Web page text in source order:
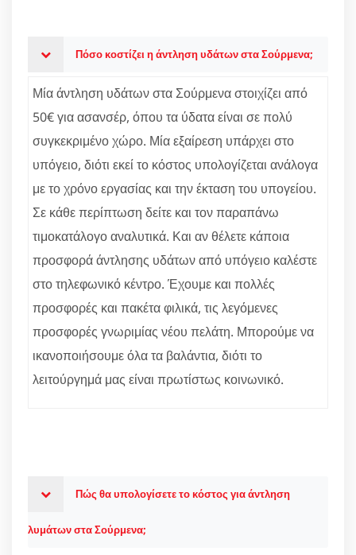
Πόσο κοστίζει η άντληση υδάτων στα Σούρμενα;
Μία άντληση υδάτων στα Σούρμενα στοιχίζει από
50€ για ασανσέρ, όπου τα ύδατα είναι σε πολύ
συγκεκριμένο χώρο. Μία εξαίρεση υπάρχει στο
υπόγειο, διότι εκεί το κόστος υπολογίζεται ανάλογα
με το χρόνο εργασίας και την έκταση του υπογείου.
Σε κάθε περίπτωση δείτε και τον παραπάνω
τιμοκατάλογο αναλυτικά. Και αν θέλετε κάποια
προσφορά άντλησης υδάτων από υπόγειο καλέστε
στο τηλεφωνικό κέντρο. Έχουμε και πολλές
προσφορές και πακέτα φιλικά, τις λεγόμενες
προσφορές γνωριμίας νέου πελάτη. Μπορούμε να
ικανοποιήσουμε όλα τα βαλάντια, διότι το
λειτούργημά μας είναι πρωτίστως κοινωνικό.
Πώς θα υπολογίσετε το κόστος για άντληση
λυμάτων στα Σούρμενα;